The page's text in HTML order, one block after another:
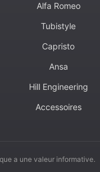
Alfa Romeo
Tubistyle
Capristo
Ansa
Hill Engineering
Accessoires
a une valeur informative.